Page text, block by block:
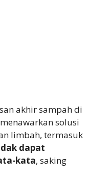
akhir sampah di
menawarkan solusi
limbah, termasuk
dapat
kata, saking